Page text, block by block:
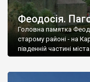
Феодосія.
Головна памятка
старому районі - на
південній частині міста.